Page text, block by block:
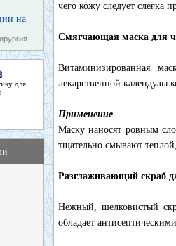
на
для
чего кожу следует слегка
Смягчающая маска для
Витаминизированная
лекарственной календулы
Применение
Маску наносят ровным
тщательно смывают
Разглаживающий скраб
Нежный, шелковистый
обладает